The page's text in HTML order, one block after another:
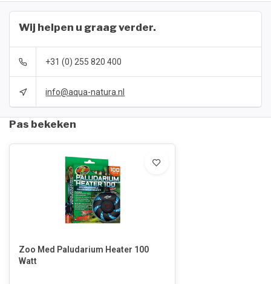
Wij helpen u graag verder.
+31 (0) 255 820 400
info@aqua-natura.nl
Pas bekeken
Zoo Med Paludarium Heater 100
Watt